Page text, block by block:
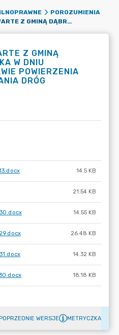
POROZUMIENIA
POROZUMIENIE ZAWARTE Z GMINĄ DĄBROWA CHEŁMIŃSKA W DNIU 19.01.2022R. W SPRAWIE POWIERZENIA BIEŻĄCEGO UTRZYMANIA DRÓG POWIATOWYCH
Z GMINĄ
W DNIU
POWIERZENIA
DRÓG
14.5 KB
21.54 KB
14.55 KB
26.48 KB
14.32 KB
18.18 KB
WERSJE METRYCZKA